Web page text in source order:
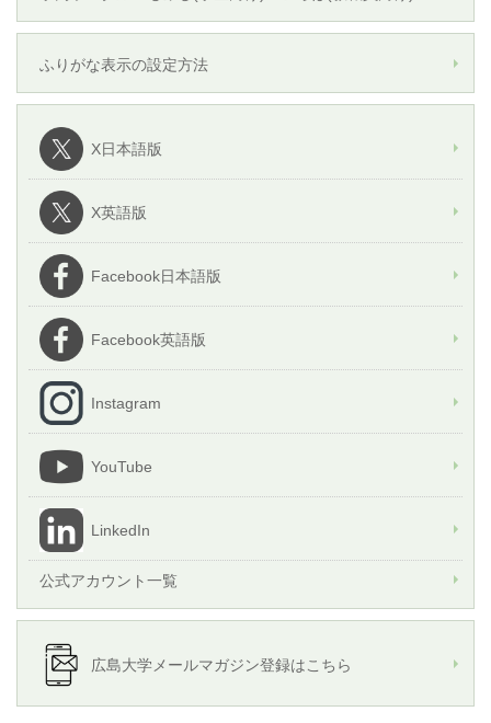
ふりがな表示の設定方法
X日本語版
X英語版
Facebook日本語版
Facebook英語版
Instagram
YouTube
LinkedIn
公式アカウント一覧
広島大学メールマガジン登録はこちら